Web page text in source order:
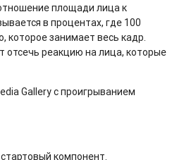
площади лица к
в процентах, где 100
которое занимает весь кадр.
отсечь реакцию на лица, которые
Gallery с проигрыванием
компонент.